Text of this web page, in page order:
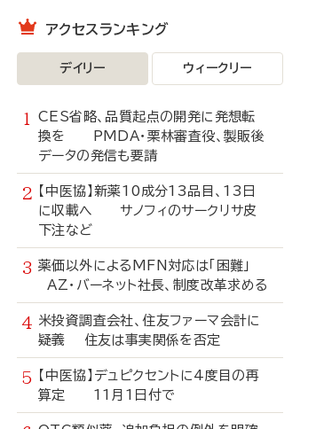
アクセスランキング
デイリー ウィークリー
CES省略、品質起点の開発に発想転
換を PMDA・栗林審査役、製販後
データの発信も要請
【中医協】新薬10成分13品目、13日
に収載へ サノフィのサークリサ皮
下注など
薬価以外によるMFN対応は「困難」
AZ・バーネット社長、制度改革求める
米投資調査会社、住友ファーマ会計に
疑義 住友は事実関係を否定
【中医協】デュピクセントに4度目の再
算定 11月1日付で